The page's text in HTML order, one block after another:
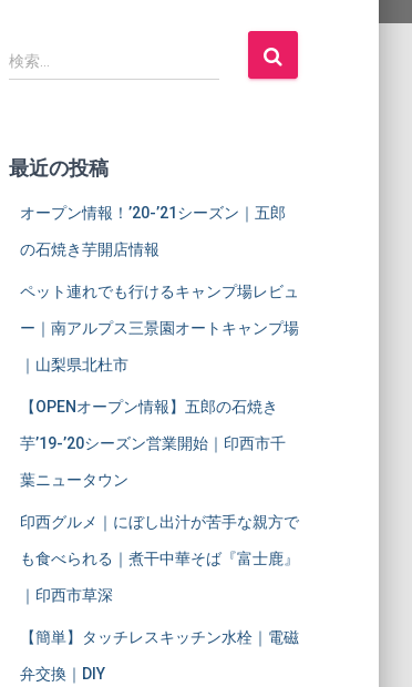
検
索
検索…
最近の投稿
オープン情報！’20-’21シーズン｜五郎
の石焼き芋開店情報
ペット連れでも行けるキャンプ場レビュ
ー｜南アルプス三景園オートキャンプ場
｜山梨県北杜市
【OPENオープン情報】五郎の石焼き
芋’19-’20シーズン営業開始｜印西市千
葉ニュータウン
印西グルメ｜にぼし出汁が苦手な親方で
も食べられる｜煮干中華そば『富士鹿』
｜印西市草深
【簡単】タッチレスキッチン水栓｜電磁
弁交換｜DIY